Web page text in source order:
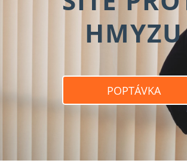
HMYZU
POPTÁVKA